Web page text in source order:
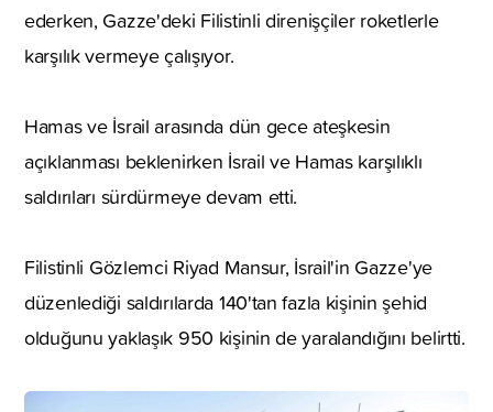
ederken, Gazze'deki Filistinli direnişçiler roketlerle
karşılık vermeye çalışıyor.
Hamas ve İsrail arasında dün gece ateşkesin
açıklanması beklenirken İsrail ve Hamas karşılıklı
saldırıları sürdürmeye devam etti.
Filistinli Gözlemci Riyad Mansur, İsrail'in Gazze'ye
düzenlediği saldırılarda 140'tan fazla kişinin şehid
olduğunu yaklaşık 950 kişinin de yaralandığını belirtti.